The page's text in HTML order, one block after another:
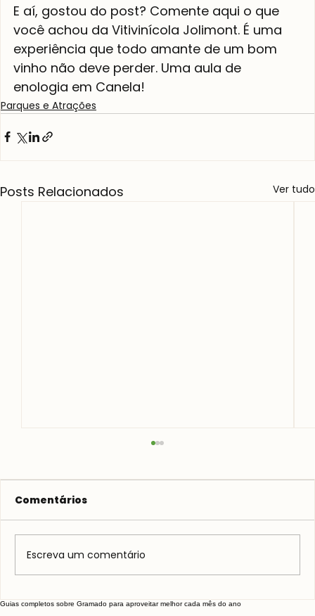
E aí, gostou do post? Comente aqui o que
você achou da Vitivinícola Jolimont. É uma
experiência que todo amante de um bom
vinho não deve perder. Uma aula de
enologia em Canela!
Parques e Atrações
Posts Relacionados Ver tudo
Conheça o Mundo a Vapor
Comentários
Escreva um comentário
Guias completos sobre Gramado para aproveitar melhor cada mês do ano